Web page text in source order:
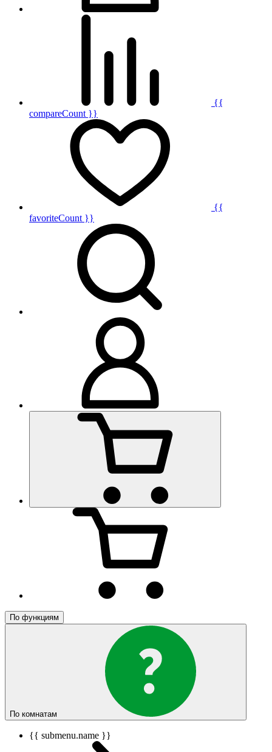
{{
compareCount }}
{{
favoriteCount }}
По функциям
По комнатам
{{ submenu.name }}